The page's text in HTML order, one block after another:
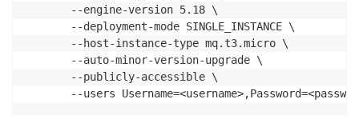
    --engine-version 5.18 \
    --deployment-mode SINGLE_INSTANCE \
    --host-instance-type mq.t3.micro \
    --auto-minor-version-upgrade \
    --publicly-accessible \